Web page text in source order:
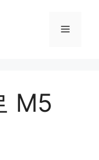
메
M5